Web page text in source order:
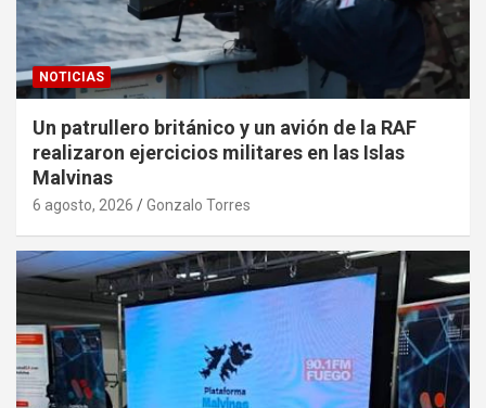
NOTICIAS
Un patrullero británico y un avión de la RAF
realizaron ejercicios militares en las Islas
Malvinas
6 agosto, 2026 Gonzalo Torres